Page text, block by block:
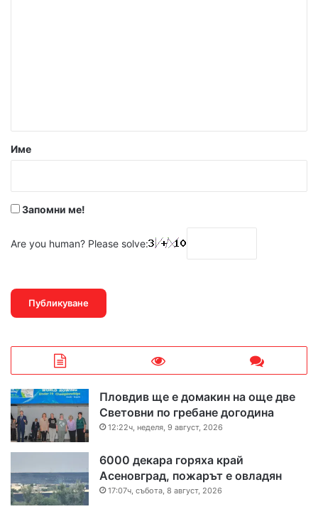
р
Име
Запомни ме!
Are you human? Please solve:
Пловдив ще е домакин на още две
Световни по гребане догодина
12:22ч, неделя, 9 август, 2026
6000 декара горяха край
Асеновград, пожарът е овладян
17:07ч, събота, 8 август, 2026